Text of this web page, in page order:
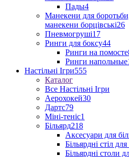
Пады4
Манекени для
манекени борцівські26
Пневмогруші17
Ринги для боксу44
Ринги на помосте
Ринги напольные
Настільні Ігри555
Каталог
Все Настільні Ігри
Аерохокей30
Дартс79
Міні-теніс1
Більярд218
Аксесуари для
Більярдні стіл
Більярдні столи